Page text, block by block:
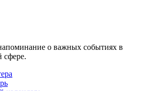
о важных событиях в
сфере.